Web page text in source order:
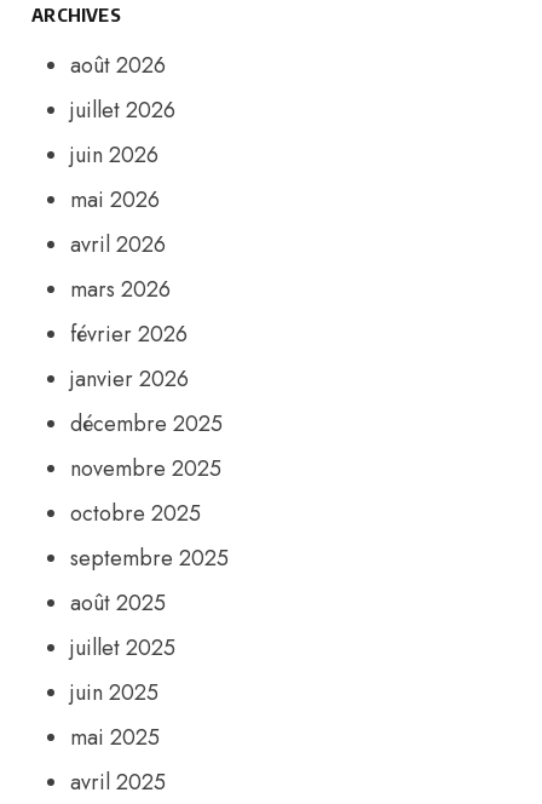
ARCHIVES
août 2026
juillet 2026
juin 2026
mai 2026
avril 2026
mars 2026
février 2026
janvier 2026
décembre 2025
novembre 2025
octobre 2025
septembre 2025
août 2025
juillet 2025
juin 2025
mai 2025
avril 2025